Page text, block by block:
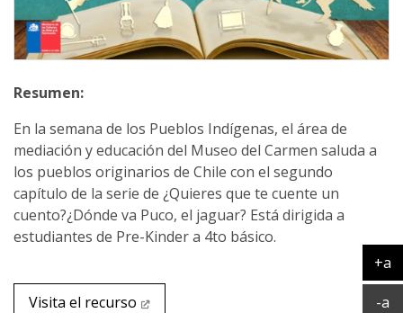
En la semana de los Pueblos Indígenas, el área de
mediación y educación del Museo del Carmen saluda a
los pueblos originarios de Chile con el segundo
capítulo de la serie de ¿Quieres que te cuente un
cuento?¿Dónde va Puco, el jaguar? Está dirigida a
estudiantes de Pre-Kinder a 4to básico.
Visita el recurso
+a
-a